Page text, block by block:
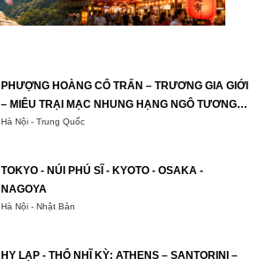
PHƯỢNG HOÀNG CỔ TRẤN – TRƯƠNG GIA GIỚI
– MIÊU TRẠI MẠC NHUNG HẠNG NGÔ TƯƠNG
TÂY
Hà Nội - Trung Quốc
TOKYO - NÚI PHÚ SĨ - KYOTO - OSAKA -
NAGOYA
Hà Nội - Nhật Bản
HY LẠP - THỔ NHĨ KỲ: ATHENS – SANTORINI –